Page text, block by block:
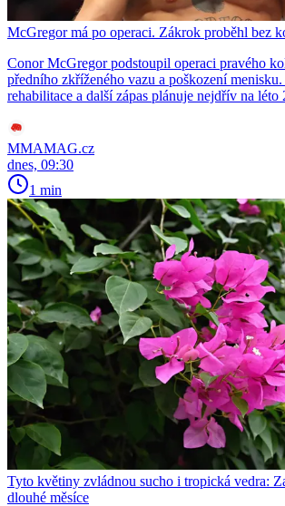
McGregor má po operaci. Zákrok proběhl bez
Conor McGregor podstoupil operaci pravého
předního zkříženého vazu a poškození
rehabilitace a další zápas plánuje nejdřív na léto
MMAMAG.cz
dnes, 09:30
1 min
Tyto květiny zvládnou sucho i tropická vedra:
dlouhé měsíce